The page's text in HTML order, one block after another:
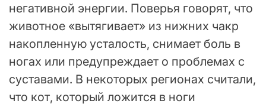
негативной энергии. Поверья говорят, что
животное «вытягивает» из нижних чакр
накопленную усталость, снимает боль в
ногах или предупреждает о проблемах с
суставами. В некоторых регионах считали,
что кот, который ложится в ноги